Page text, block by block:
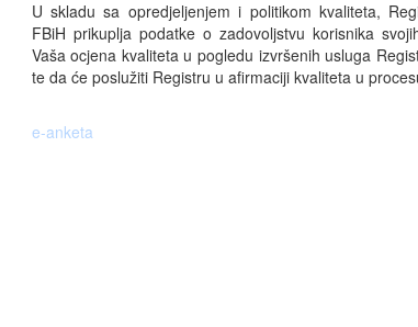
U skladu sa opredjeljenjem i politikom kvaliteta,
FBiH prikuplja podatke o zadovoljstvu korisnika
Vaša ocjena kvaliteta u pogledu izvršenih usluga
te da će poslužiti Registru u afirmaciji kvaliteta u
e-anketa